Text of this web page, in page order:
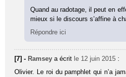
Quand au radotage, il peut en
mieux si le discours s’affine à
Répondre ici
[7] - Ramsey a écrit le 12 juin 2015 :
Olivier. Le roi du pamphlet qui n’a